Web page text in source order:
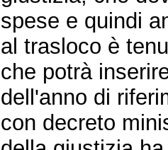
spese e quindi
al trasloco è
che potrà
dell'anno di
con decreto